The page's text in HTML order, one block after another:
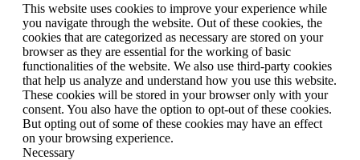
This website uses cookies to improve your experience while
you navigate through the website. Out of these cookies, the
cookies that are categorized as necessary are stored on your
browser as they are essential for the working of basic
functionalities of the website. We also use third-party cookies
that help us analyze and understand how you use this website.
These cookies will be stored in your browser only with your
consent. You also have the option to opt-out of these cookies.
But opting out of some of these cookies may have an effect
on your browsing experience.
Necessary